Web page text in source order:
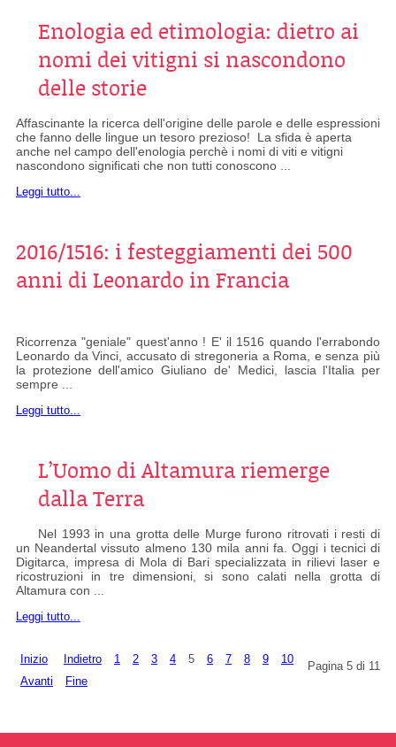
Enologia ed etimologia: dietro ai
nomi dei vitigni si nascondono
delle storie
Affascinante la ricerca dell'origine delle parole e delle espressioni
che fanno delle lingue un tesoro prezioso! La sfida è aperta
anche nel campo dell'enologia perchè i nomi di viti e vitigni
nascondono significati che non tutti conoscono ...
Leggi tutto...
2016/1516: i festeggiamenti dei 500
anni di Leonardo in Francia
Ricorrenza "geniale" quest'anno ! E' il 1516 quando l'errabondo
Leonardo da Vinci, accusato di stregoneria a Roma, e senza più
la protezione dell'amico Giuliano de' Medici, lascia l'Italia per
sempre ...
Leggi tutto...
L’Uomo di Altamura riemerge
dalla Terra
Nel 1993 in una grotta delle Murge furono ritrovati i resti di
un Neandertal vissuto almeno 130 mila anni fa. Oggi i tecnici di
Digitarca, impresa di Mola di Bari specializzata in rilievi laser e
ricostruzioni in tre dimensioni, si sono calati nella grotta di
Altamura con ...
Leggi tutto...
Pagina 5 di 11
Inizio Indietro 1 2 3 4 5 6 7 8 9
10
Avanti
Fine